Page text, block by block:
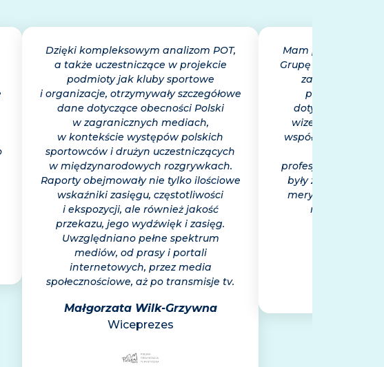
Dzięki kompleksowym analizom POT,
a także uczestniczące w projekcie
podmioty jak kluby sportowe
i organizacje, otrzymywały szczegółowe
dane dotyczące obecności Polski
w zagranicznych mediach,
w kontekście występów polskich
sportowców i drużyn uczestniczących
w międzynarodowych rozgrywkach.
Raporty obejmowały nie tylko ilościowe
wskaźniki zasięgu, częstotliwości
i ekspozycji, ale również jakość
przekazu, jego wydźwięk i zasięg.
Uwzględniano pełne spektrum
mediów, od prasy i portali
internetowych, przez media
społecznościowe, aż po transmisje tv.
Małgorzata Wilk-Grzywna
Wiceprezes
Mam przyjemność
Grupę IMM, jako
zaufania
dotyczących
wizerunkowego.
współpracy Grupa
profesjonalizmu.
były zawsze
merytoryczny,
na